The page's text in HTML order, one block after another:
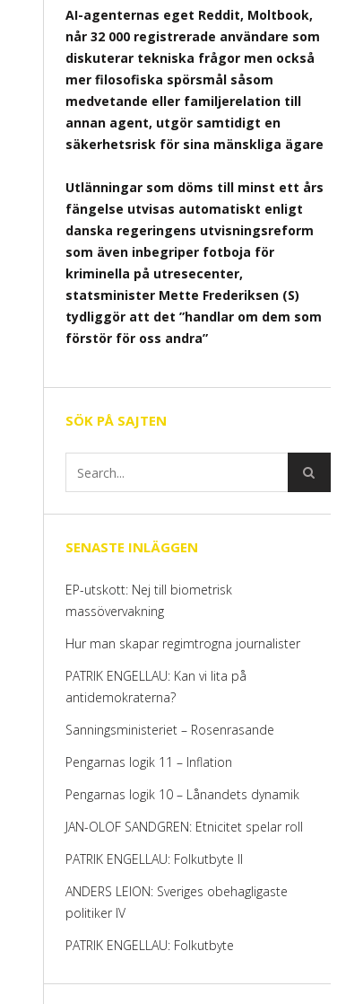
AI-agenternas eget Reddit, Moltbook,
når 32 000 registrerade användare som
diskuterar tekniska frågor men också
mer filosofiska spörsmål såsom
medvetande eller familjerelation till
annan agent, utgör samtidigt en
säkerhetsrisk för sina mänskliga ägare
Utlänningar som döms till minst ett års
fängelse utvisas automatiskt enligt
danska regeringens utvisningsreform
som även inbegriper fotboja för
kriminella på utresecenter,
statsminister Mette Frederiksen (S)
tydliggör att det ”handlar om dem som
förstör för oss andra”
SÖK PÅ SAJTEN
SENASTE INLÄGGEN
EP-utskott: Nej till biometrisk
massövervakning
Hur man skapar regimtrogna journalister
PATRIK ENGELLAU: Kan vi lita på
antidemokraterna?
Sanningsministeriet – Rosenrasande
Pengarnas logik 11 – Inflation
Pengarnas logik 10 – Lånandets dynamik
JAN-OLOF SANDGREN: Etnicitet spelar roll
PATRIK ENGELLAU: Folkutbyte II
ANDERS LEION: Sveriges obehagligaste
politiker IV
PATRIK ENGELLAU: Folkutbyte